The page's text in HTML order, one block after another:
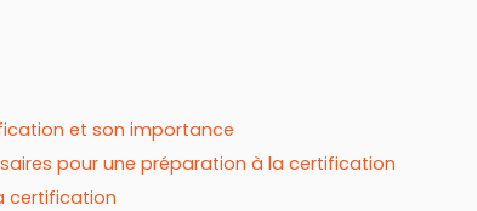
et son importance
pour une préparation à la certification
certification